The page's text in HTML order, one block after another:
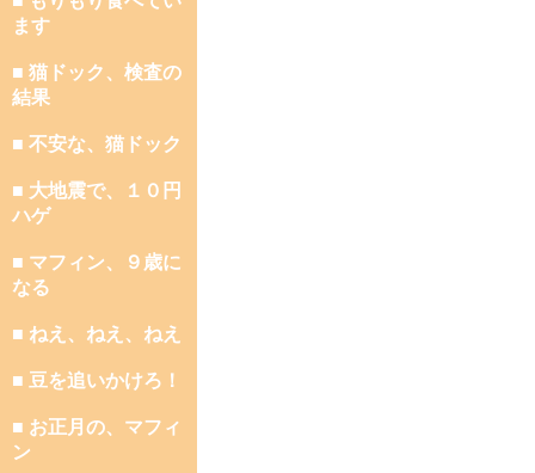
ます
■ 猫ドック、検査の
結果
■ 不安な、猫ドック
■ 大地震で、１０円
ハゲ
■ マフィン、９歳に
なる
■ ねえ、ねえ、ねえ
■ 豆を追いかけろ！
■ お正月の、マフィ
ン